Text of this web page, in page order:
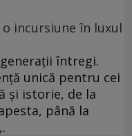
incursiune în luxul
întregi.
unică pentru cei
și istorie, de la
până la